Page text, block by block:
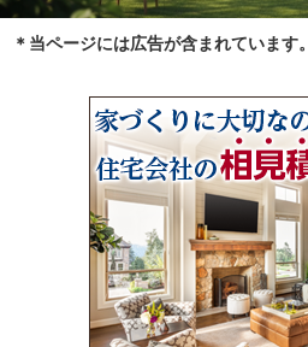
＊当ページには広告が含まれています。